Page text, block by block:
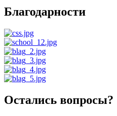
Благодарности
Остались вопросы?